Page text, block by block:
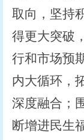
取向，坚持
得更大突破
行和市场预
内大循环，
深度融合；
断增进民生